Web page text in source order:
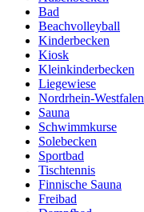
Bad
Beachvolleyball
Kinderbecken
Kiosk
Kleinkinderbecken
Liegewiese
Nordrhein-Westfalen
Sauna
Schwimmkurse
Solebecken
Sportbad
Tischtennis
Finnische Sauna
Freibad